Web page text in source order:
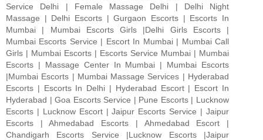
Service Delhi | Female Massage Delhi | Delhi Night
Massage | Delhi Escorts | Gurgaon Escorts | Escorts In
Mumbai | Mumbai Escorts Girls |Delhi Girls Escorts |
Mumbai Escorts Service | Escort In Mumbai | Mumbai Call
Girls | Mumbai Escorts | Escorts Service Mumbai | Mumbai
Escorts | Massage Center In Mumbai | Mumbai Escorts
|Mumbai Escorts | Mumbai Massage Services | Hyderabad
Escorts | Escorts In Delhi | Hyderabad Escort | Escort In
Hyderabad | Goa Escorts Service | Pune Escorts | Lucknow
Escorts | Lucknow Escort | Jaipur Escorts Service | Jaipur
Escorts | Ahmedabad Escorts | Ahmedabad Escort |
Chandigarh Escorts Service |Lucknow Escorts |Jaipur